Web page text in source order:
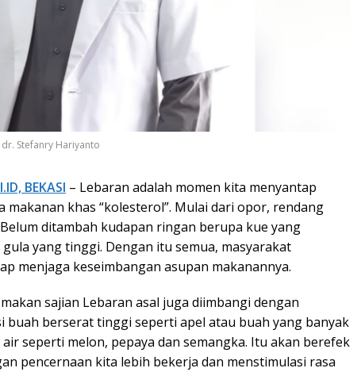
Stefanry Hariyanto
BEKASI – Lebaran adalah momen kita menyantap
makanan khas “kolesterol”. Mulai dari opor, rendang
ditambah kudapan ringan berupa kue yang
yang tinggi. Dengan itu semua, masyarakat
menjaga keseimbangan asupan makanannya.
sajian Lebaran asal juga diimbangi dengan
buah berserat tinggi seperti apel atau buah yang banyak
seperti melon, pepaya dan semangka. Itu akan berefek
pencernaan kita lebih bekerja dan menstimulasi rasa